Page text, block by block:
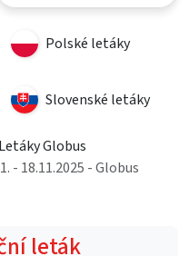
Polské letáky
Slovenské letáky
Letáky Globus
- 18.11.2025 - Globus
leták